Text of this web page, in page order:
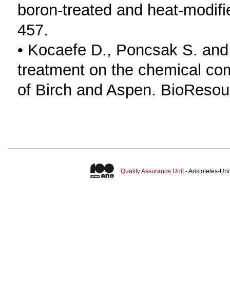
boron-treated and heat-
457.
• Kocaefe D., Poncsak S.
treatment on the chemical
of Birch and Aspen.
Quality Assurance Unit- Aristoteles-